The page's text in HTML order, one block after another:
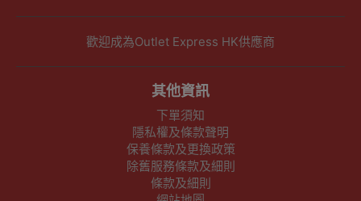
歡迎成為Outlet Express HK供應商
其他資訊
下單須知
隱私權及條款聲明
保養條款及更換政策
除舊服務條款及細則
條款及細則